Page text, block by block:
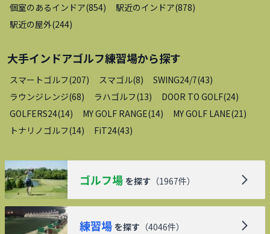
個室のあるインドア(854) 駅近のインドア(878)
駅近の屋外(244)
大手インドアゴルフ練習場から探す
スマートゴルフ(207) スマゴル(8) SWING24/7(43)
ラウンジレンジ(68) ラハゴルフ(13) DOOR TO GOLF(24)
GOLFERS24(14) MY GOLF RANGE(14) MY GOLF LANE(21 )
トナリノゴルフ(14) FiT24(43)
ゴルフ場 を探す （1967件）
練習場 を探す （4046件）